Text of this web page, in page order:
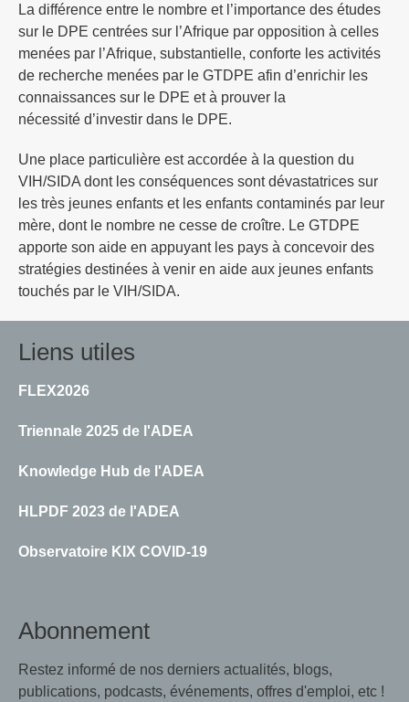
La différence entre le nombre et l’importance des études
sur le DPE centrées sur l’Afrique par opposition à celles
menées par l’Afrique, substantielle, conforte les activités
de recherche menées par le GTDPE afin d’enrichir les
connaissances sur le DPE et à prouver la
nécessité d’investir dans le DPE.
Une place particulière est accordée à la question du
VIH/SIDA dont les conséquences sont dévastatrices sur
les très jeunes enfants et les enfants contaminés par leur
mère, dont le nombre ne cesse de croître. Le GTDPE
apporte son aide en appuyant les pays à concevoir des
stratégies destinées à venir en aide aux jeunes enfants
touchés par le VIH/SIDA.
Liens utiles
FLEX2026
Triennale 2025 de l'ADEA
Knowledge Hub de l'ADEA
HLPDF 2023 de l'ADEA
Observatoire KIX COVID-19
Abonnement
Restez informé de nos derniers actualités, blogs,
publications, podcasts, événements, offres d'emploi, etc !